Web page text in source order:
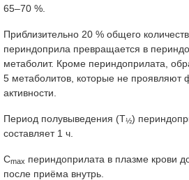
65–70 %.
Приблизительно 20 % общего
периндоприла превращается в
метаболит. Кроме периндоприлата,
5 метаболитов, которые не проявляют
активности.
Период полувыведения (T½)
составляет 1 ч.
Сmах периндоприлата в плазме крови
после приёма внутрь.